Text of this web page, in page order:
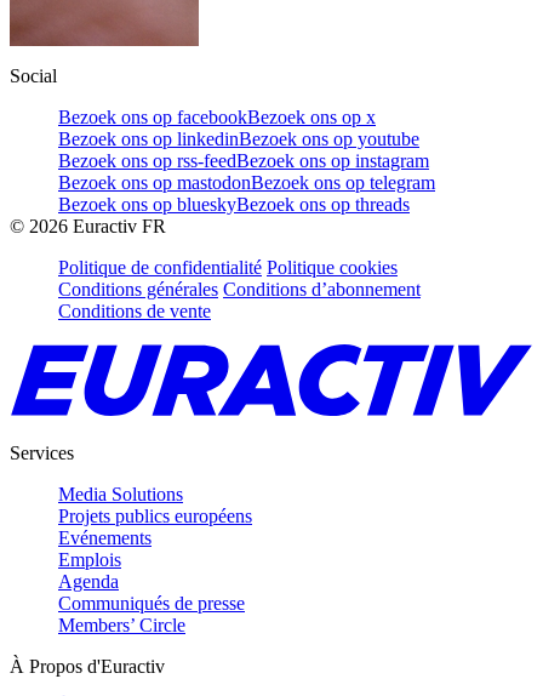
Social
Bezoek ons op facebookBezoek ons op x
Bezoek ons op linkedinBezoek ons op youtube
Bezoek ons op rss-feedBezoek ons op instagram
Bezoek ons op mastodonBezoek ons op telegram
Bezoek ons op blueskyBezoek ons op threads
© 2026 Euractiv FR
Politique de confidentialité Politique cookies
Conditions générales Conditions d’abonnement
Conditions de vente
Services
Media Solutions
Projets publics européens
Evénements
Emplois
Agenda
Communiqués de presse
Members’ Circle
À Propos d'Euractiv